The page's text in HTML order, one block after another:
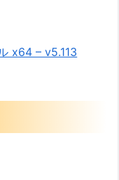
x64 – v5.113